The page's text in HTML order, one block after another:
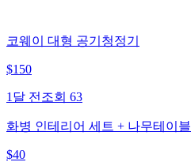
코웨이 대형 공기청정기
$150
1달 전 조회 63
화병 인테리어 세트 + 나무테이블
$40